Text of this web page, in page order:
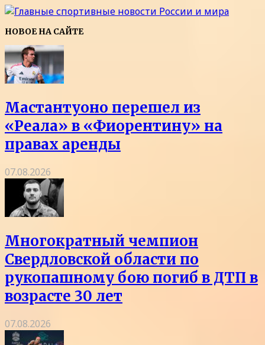
НОВОЕ НА САЙТЕ
Мастантуоно перешел из
«Реала» в «Фиорентину» на
правах аренды
07.08.2026
Многократный чемпион
Свердловской области по
рукопашному бою погиб в ДТП в
возрасте 30 лет
07.08.2026